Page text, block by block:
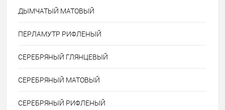
ДЫМЧАТЫЙ МАТОВЫЙ
ПЕРЛАМУТР РИФЛЕНЫЙ
СЕРЕБРЯНЫЙ ГЛЯНЦЕВЫЙ
СЕРЕБРЯНЫЙ МАТОВЫЙ
СЕРЕБРЯНЫЙ РИФЛЕНЫЙ